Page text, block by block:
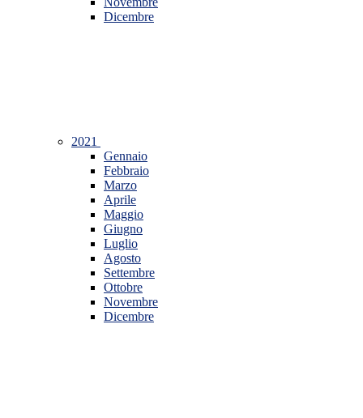
Dicembre
2021
Gennaio
Febbraio
Marzo
Aprile
Maggio
Giugno
Luglio
Agosto
Settembre
Ottobre
Novembre
Dicembre